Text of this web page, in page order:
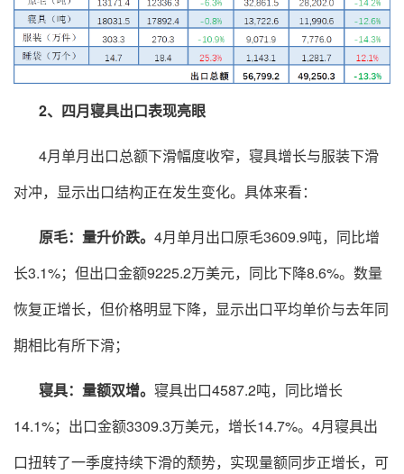
2、四月寝具出口表现亮眼
4月单月出口总额下滑幅度收窄，寝具增长与服装下滑
对冲，显示出口结构正在发生变化。具体来看：
原毛：量升价跌。 4月单月出口原毛3609.9吨，同比增
长3.1%；但出口金额9225.2万美元，同比下降8.6%。数量
恢复正增长，但价格明显下降，显示出口平均单价与去年同
期相比有所下滑；
寝具：量额双增。 寝具出口4587.2吨，同比增长
14.1%；出口金额3309.3万美元，增长14.7%。4月寝具出
口扭转了一季度持续下滑的颓势，实现量额同步正增长，可